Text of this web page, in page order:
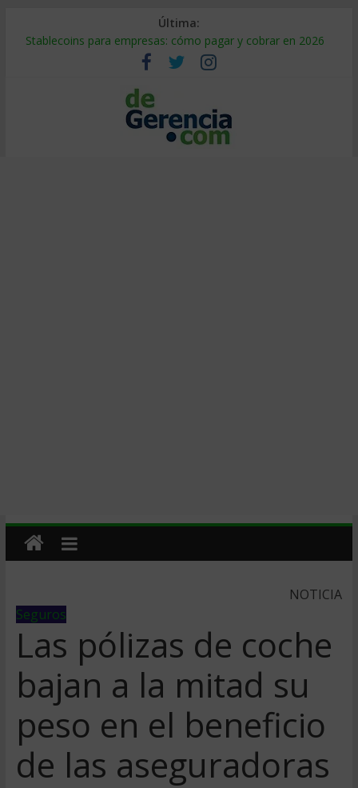
Última:
Stablecoins para empresas: cómo pagar y cobrar en 2026
Despido silencioso: qué es y por qué sale tan caro
IA en selección de personal: cómo auditarla a tiempo
Trabajo forzoso en la cadena de suministro: qué hacer
Mercado hispano de EE. UU.: cómo segmentarlo y venderle
NOTICIA
Seguros
Las pólizas de coche
bajan a la mitad su
peso en el beneficio
de las aseguradoras